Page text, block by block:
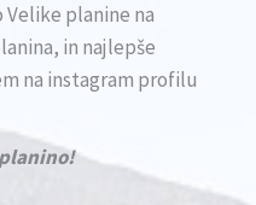
planine na
in najlepše
na instagram profilu